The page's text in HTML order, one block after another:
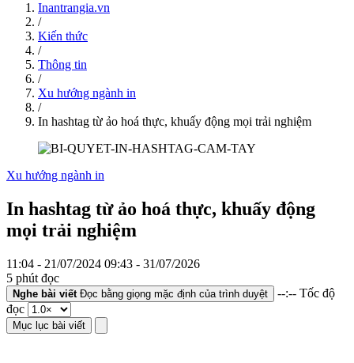
Inantrangia.vn
/
Kiến thức
/
Thông tin
/
Xu hướng ngành in
/
In hashtag từ ảo hoá thực, khuấy động mọi trải nghiệm
Xu hướng ngành in
In hashtag từ ảo hoá thực, khuấy động
mọi trải nghiệm
11:04 - 21/07/2024 09:43 - 31/07/2026
5 phút đọc
Nghe bài viết Đọc bằng giọng mặc định của trình duyệt --:-- Tốc độ
đọc
Mục lục bài viết